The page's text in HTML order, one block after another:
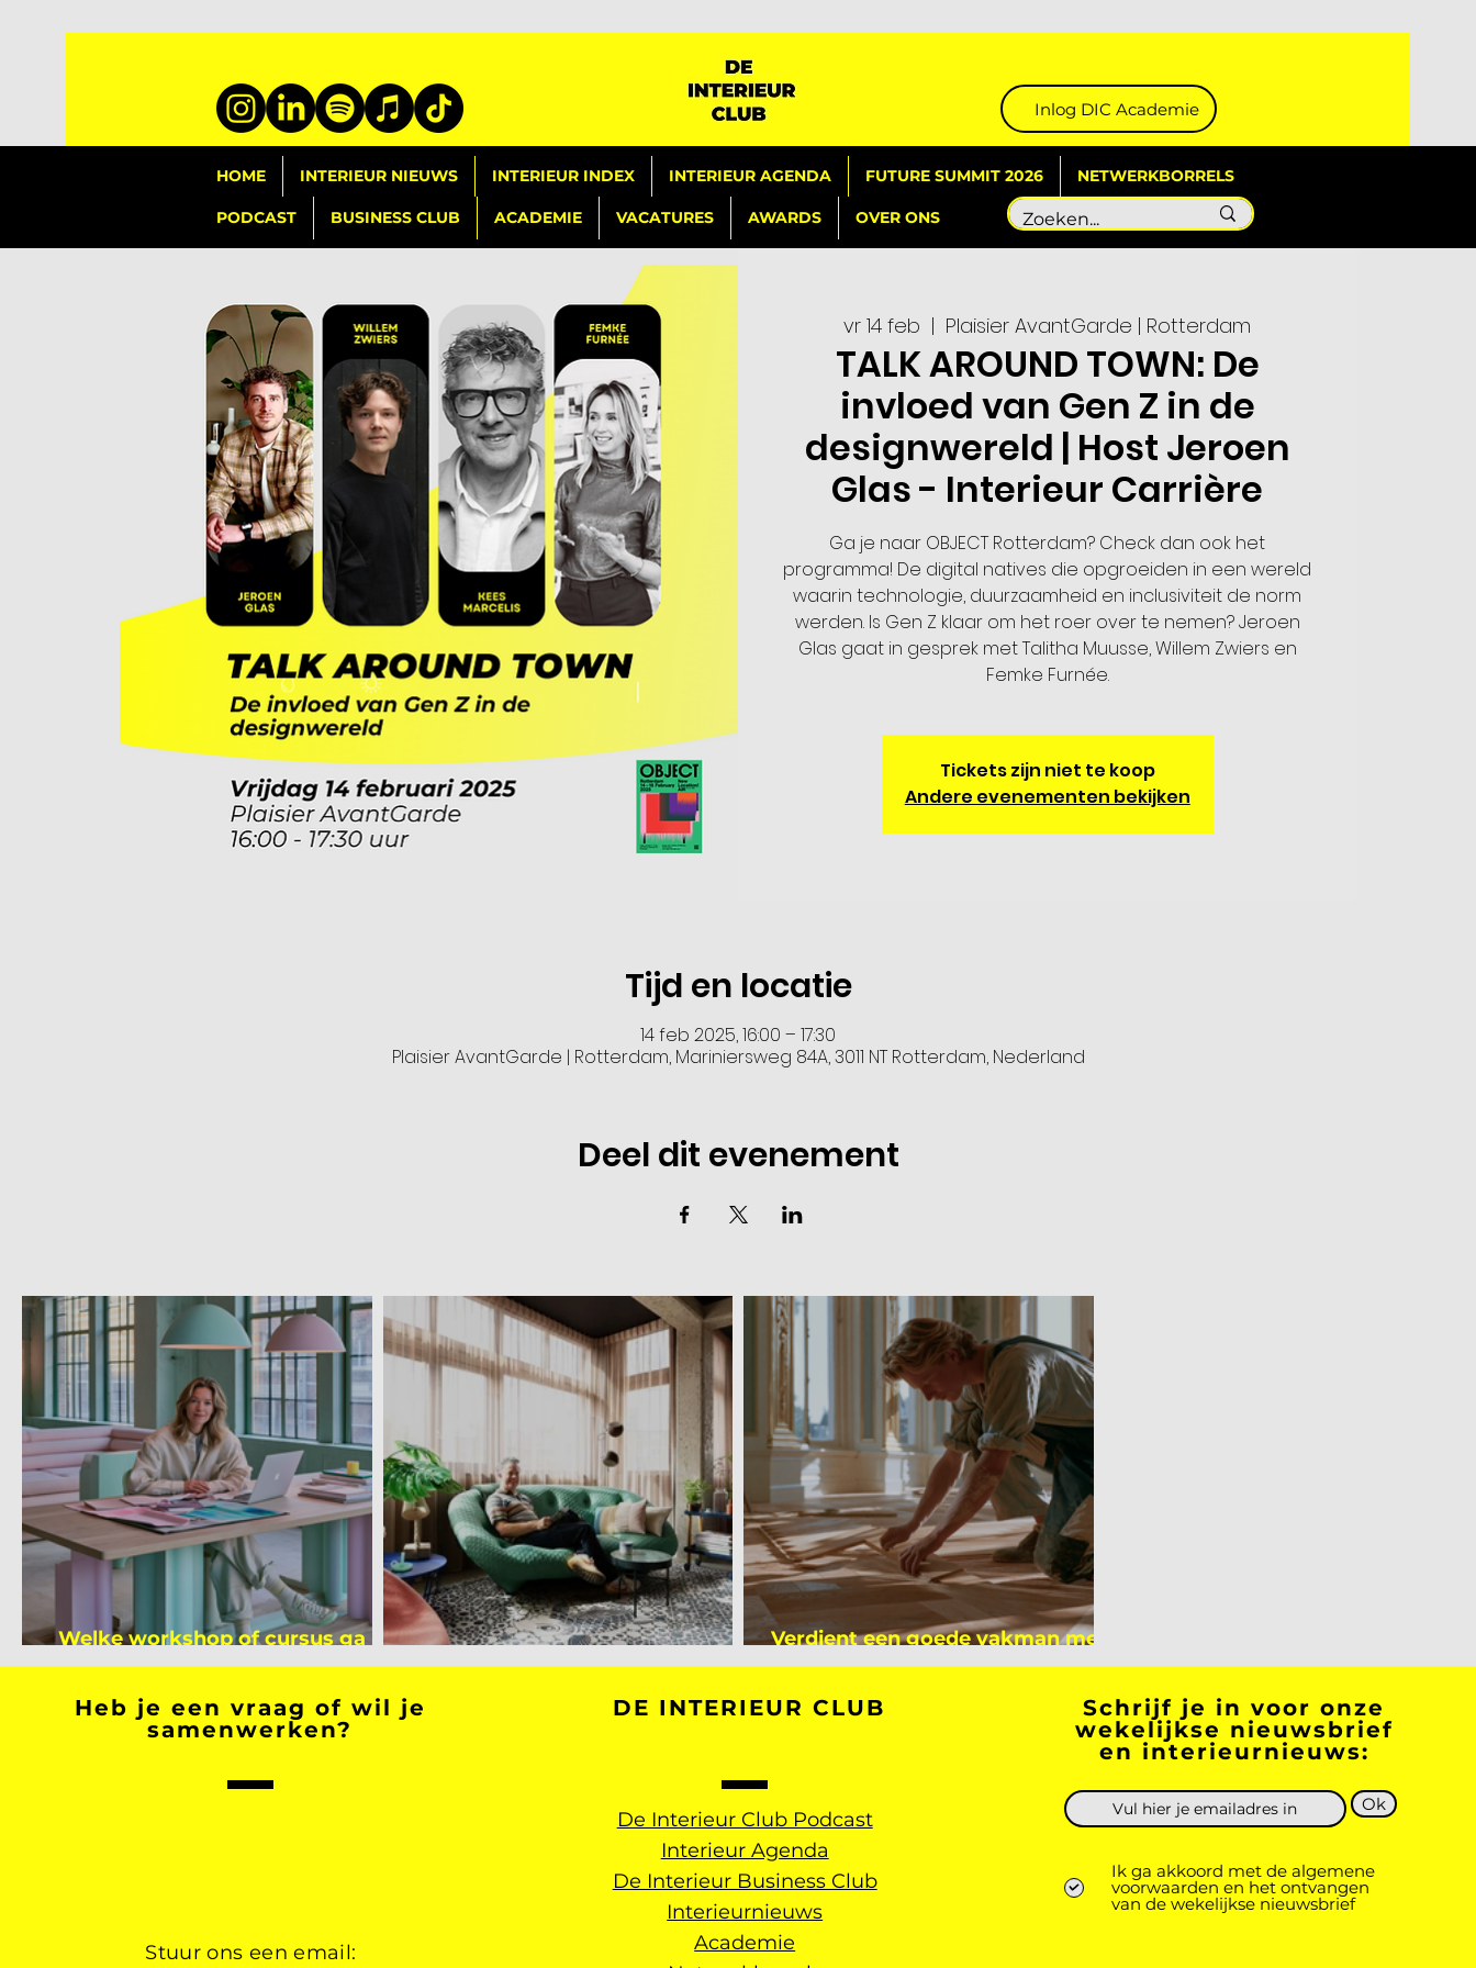
Inlog DIC Academie
HOME INTERIEUR NIEUWS INTERIEUR INDEX INTERIEUR AGENDA FUTURE SUMMIT 2026 NETWERKBORRELS
PODCAST BUSINESS CLUB ACADEMIE VACATURES AWARDS OVER ONS
vr 14 feb
  |
Plaisier AvantGarde | Rotterdam
TALK AROUND TOWN: De
invloed van Gen Z in de
designwereld | Host Jeroen
Glas - Interieur Carrière
Ga je naar OBJECT Rotterdam? Check dan ook het
programma! De digital natives die opgroeiden in een wereld
waarin technologie, duurzaamheid en inclusiviteit de norm
werden. Is Gen Z klaar om het roer over te nemen? Jeroen
Glas gaat in gesprek met Talitha Muusse, Willem Zwiers en
Femke Furnée.
Tickets zijn niet te koop
Andere evenementen bekijken
Tijd en locatie
14 feb 2025, 16:00 – 17:30
Plaisier AvantGarde | Rotterdam, Mariniersweg 84A, 3011 NT Rotterdam, Nederland
Deel dit evenement
Welke workshop of cursus ga jij
volgen na je vakantie?
Binnenkijker bij Mark Mutsaers
Verdient een goede vakman meer
dan een gemiddelde academicus?
Heb je een vraag of wil je
samenwerken?
Stuur ons een email:
DE INTERIEUR CLUB
De Interieur Club Podcast
Interieur Agenda
De Interieur Business Club
Interieurnieuws
Academie
Schrijf je in voor onze
wekelijkse nieuwsbrief
en interieurnieuws:
Ok
Ik ga akkoord met de algemene
voorwaarden en het ontvangen
van de wekelijkse nieuwsbrief